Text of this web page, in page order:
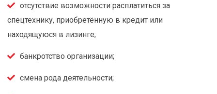
отсутствие возможности расплатиться за
спецтехнику, приобретённую в кредит или
находящуюся в лизинге;
банкротство организации;
смена рода деятельности;